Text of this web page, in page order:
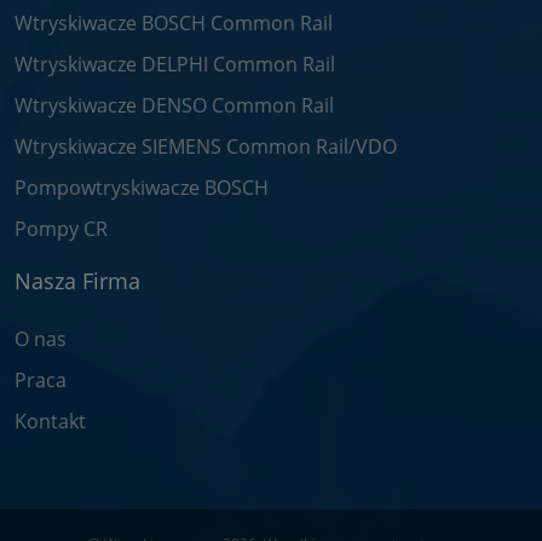
Wtryskiwacze BOSCH Common Rail
Wtryskiwacze DELPHI Common Rail
Wtryskiwacze DENSO Common Rail
Wtryskiwacze SIEMENS Common Rail/VDO
Pompowtryskiwacze BOSCH
Pompy CR
Nasza Firma
O nas
Praca
Kontakt